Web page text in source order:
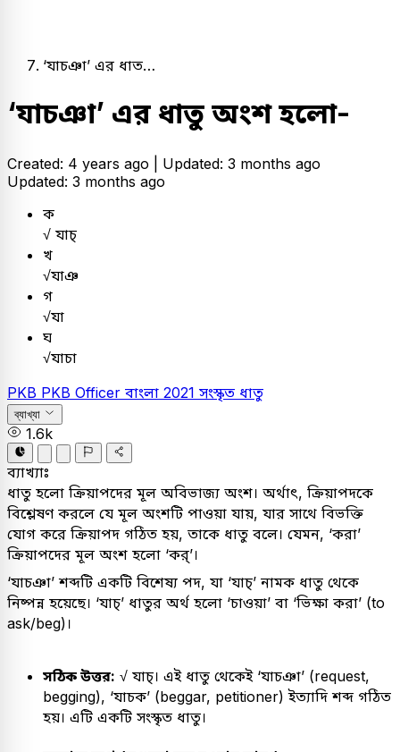
‘যাচঞা’ এর ধাত…
‘যাচঞা’ এর ধাতু অংশ হলো-
Created: 4 years ago | Updated: 3 months ago
Updated: 3 months ago
ক
√ যাচ্
খ
√যাঞ
গ
√যা
ঘ
√যাচা
PKB PKB Officer বাংলা 2021 সংস্কৃত ধাতু
ব্যাখ্যা
1.6k
ব্যাখ্যাঃ
ধাতু হলো ক্রিয়াপদের মূল অবিভাজ্য অংশ। অর্থাৎ, ক্রিয়াপদকে
বিশ্লেষণ করলে যে মূল অংশটি পাওয়া যায়, যার সাথে বিভক্তি
যোগ করে ক্রিয়াপদ গঠিত হয়, তাকে ধাতু বলে। যেমন, ‘করা’
ক্রিয়াপদের মূল অংশ হলো ‘কর্’।
‘যাচঞা’ শব্দটি একটি বিশেষ্য পদ, যা ‘যাচ্’ নামক ধাতু থেকে
নিষ্পন্ন হয়েছে। ‘যাচ্’ ধাতুর অর্থ হলো ‘চাওয়া’ বা ‘ভিক্ষা করা’ (to
ask/beg)।
সঠিক উত্তর: √ যাচ্। এই ধাতু থেকেই ‘যাচঞা’ (request,
begging), ‘যাচক’ (beggar, petitioner) ইত্যাদি শব্দ গঠিত
হয়। এটি একটি সংস্কৃত ধাতু।